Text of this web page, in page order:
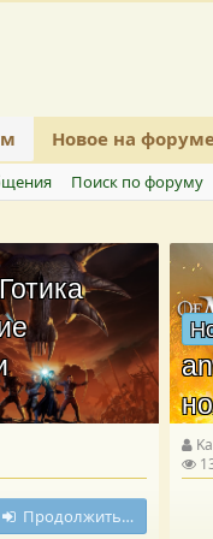
Новое на
Поиск по форуму
Продолжить…